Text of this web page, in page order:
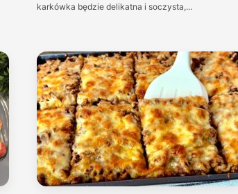
karkówka będzie delikatna i soczysta,...